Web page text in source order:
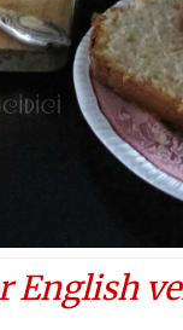
English